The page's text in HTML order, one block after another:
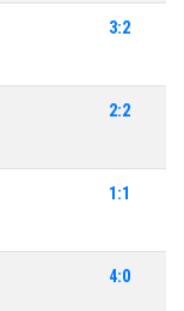
3:2
2:2
1:1
4:0